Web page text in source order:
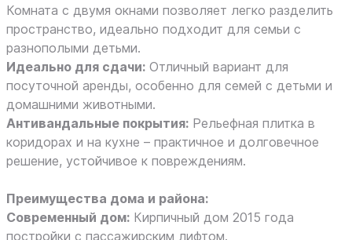
Комната с двумя окнами позволяет легко разделить
пространство, идеально подходит для семьи с
разнополыми детьми.
Идеально для сдачи: Отличный вариант для
посуточной аренды, особенно для семей с детьми и
домашними животными.
Антивандальные покрытия: Рельефная плитка в
коридорах и на кухне – практичное и долговечное
решение, устойчивое к повреждениям.
Преимущества дома и района:
Современный дом: Кирпичный дом 2015 года
постройки с пассажирским лифтом.